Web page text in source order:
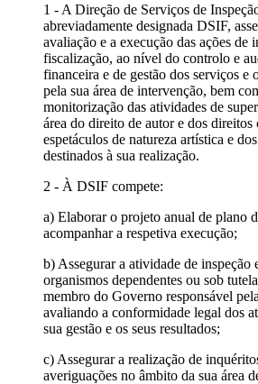
1 - A Direção de Serviços de
abreviadamente designada DSIF,
avaliação e a execução das ações de
fiscalização, ao nível do controlo e
financeira e de gestão dos serviços e
pela sua área de intervenção, bem
monitorização das atividades de
área do direito de autor e dos direitos
espetáculos de natureza artística e
destinados à sua realização.
2 - À DSIF compete:
a) Elaborar o projeto anual de plano
acompanhar a respetiva execução;
b) Assegurar a atividade de inspeção
organismos dependentes ou sob
membro do Governo responsável
avaliando a conformidade legal dos
sua gestão e os seus resultados;
c) Assegurar a realização de
averiguações no âmbito da sua área